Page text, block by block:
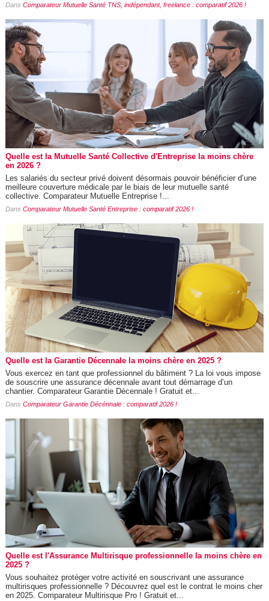
Dans Comparateur Mutuelle Santé TNS, indépendant, freelance : comparatif 2026 !
Quelle est la Mutuelle Santé Collective d'Entreprise la moins chère
en 2026 ?
Les salariés du secteur privé doivent désormais pouvoir bénéficier d’une
meilleure couverture médicale par le biais de leur mutuelle santé
collective. Comparateur Mutuelle Entreprise !...
Dans Comparateur Mutuelle Santé Entreprise : comparatif 2026 !
Quelle est la Garantie Décennale la moins chère en 2025 ?
Vous exercez en tant que professionnel du bâtiment ? La loi vous impose
de souscrire une assurance décennale avant tout démarrage d’un
chantier. Comparateur Garantie Décennale ! Gratuit et...
Dans Comparateur Garantie Décénnale : comparatif 2026 !
Quelle est l'Assurance Multirisque professionnelle la moins chère en
2025 ?
Vous souhaitez protéger votre activité en souscrivant une assurance
multirisques professionnelle ? Découvrez quel est le contrat le moins cher
en 2025. Comparateur Multirisque Pro ! Gratuit et...